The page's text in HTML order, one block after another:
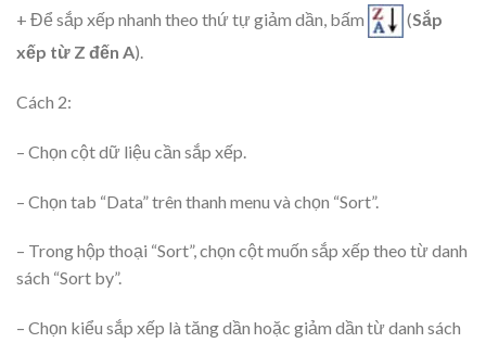
+ Để sắp xếp nhanh theo thứ tự giảm dần, bấm (Sắp
xếp từ Z đến A).
Cách 2:
– Chọn cột dữ liệu cần sắp xếp.
– Chọn tab “Data” trên thanh menu và chọn “Sort”.
– Trong hộp thoại “Sort”, chọn cột muốn sắp xếp theo từ danh
sách “Sort by”.
– Chọn kiểu sắp xếp là tăng dần hoặc giảm dần từ danh sách